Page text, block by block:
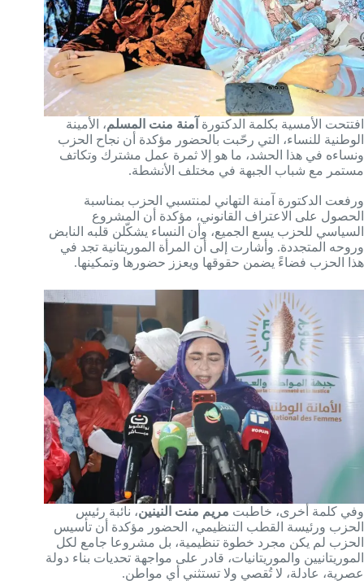
افتتحت الأمسية بكلمة الدكتورة آمنة منت المسلم، الأمينة
الوطنية للنساء، التي رحّبت بالحضور مؤكدة أن نجاح الحزب
ونساءه في هذا الحشد، ما هو إلا ثمرة عمل مشترك وتكاتف
مستمر مع شباب الجبهة في مختلف الأنشطة.
ورفعت الدكتورة آمنة التهاني لمنتسبي الحزب بمناسبة
الحصول على الاعتراف القانوني، مؤكدة أن المشروع
السياسي للحزب يسع الجميع، وأن النساء يشكّلن قلبه النابض
وروحه المتجددة. وأشارت إلى أن المرأة الموريتانية تجد في
هذا الحزب فضاءً يضمن حقوقها ويعزز حضورها وتمكينها.
وفي كلمة أخرى، خاطبت مريم منت النينين، نائبة رئيس
الحزب ورئيسة القطب التنظيمي، الحضور مؤكدة أن تأسيس
الحزب لم يكن مجرد خطوة تنظيمية، بل مشروعا جامع لكل
الموريتانيين والموريتانيات، قادر على مواجهة تحديات بناء دولة
عصرية، عادلة، لا تُقصي ولا تستثني أي مواطن.